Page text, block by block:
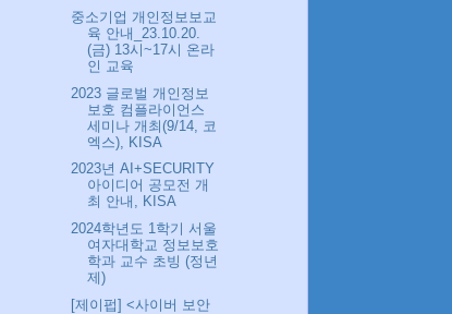
중소기업 개인정보보교
육 안내_23.10.20.
(금) 13시~17시 온라
인 교육
2023 글로벌 개인정보
보호 컴플라이언스
세미나 개최(9/14, 코
엑스), KISA
2023년 AI+SECURITY
아이디어 공모전 개
최 안내, KISA
2024학년도 1학기 서울
여자대학교 정보보호
학과 교수 초빙 (정년
제)
[제이펍] <사이버 보안